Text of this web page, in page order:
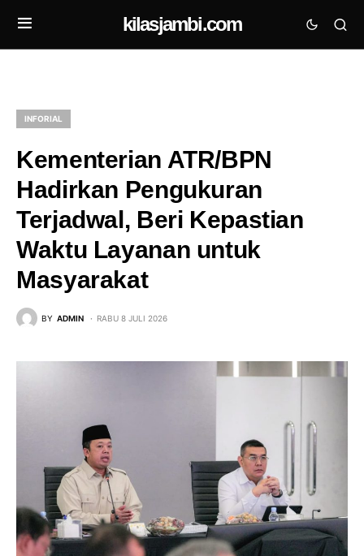
kilasjambi.com
INFORIAL
Kementerian ATR/BPN
Hadirkan Pengukuran
Terjadwal, Beri Kepastian
Waktu Layanan untuk
Masyarakat
BY ADMIN RABU 8 JULI 2026